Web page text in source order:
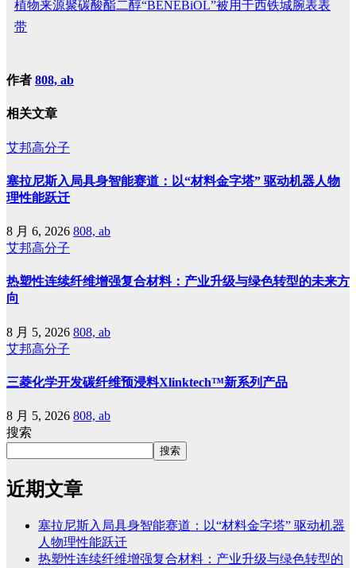
植物来源聚碳酸酯二醇“BENEBiOL”被用于西铁城腕表表
带
作者 808, ab
相关文章
艾邦高分子
塞拉尼斯入局具身智能赛道：以“材料金字塔” 驱动机器人物
理性能跃迁
8 月 6, 2026 808, ab
艾邦高分子
热塑性连续纤维增强复合材料：产业升级与绿色转型的未来方
向
8 月 5, 2026 808, ab
艾邦高分子
三菱化学开发碳纤维预浸料Xlinktech™新系列产品
8 月 5, 2026 808, ab
搜索
搜索
近期文章
塞拉尼斯入局具身智能赛道：以“材料金字塔” 驱动机器
人物理性能跃迁
热塑性连续纤维增强复合材料：产业升级与绿色转型的